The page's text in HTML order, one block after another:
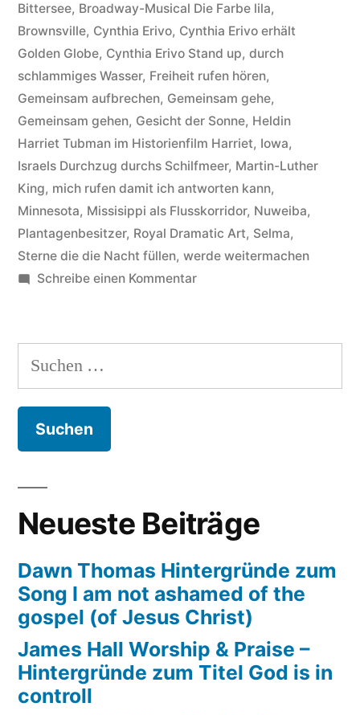
up“
Bittersee, Broadway-Musical Die Farbe lila,
Brownsville, Cynthia Erivo, Cynthia Erivo erhält
Golden Globe, Cynthia Erivo Stand up, durch
schlammiges Wasser, Freiheit rufen hören,
Gemeinsam aufbrechen, Gemeinsam gehe,
Gemeinsam gehen, Gesicht der Sonne, Heldin
Harriet Tubman im Historienfilm Harriet, Iowa,
Israels Durchzug durchs Schilfmeer, Martin-Luther
King, mich rufen damit ich antworten kann,
Minnesota, Missisippi als Flusskorridor, Nuweiba,
Plantagenbesitzer, Royal Dramatic Art, Selma,
Sterne die die Nacht füllen, werde weitermachen
Schreibe einen Kommentarzu
Hintergründe
Titel
Suchen
nach:
Neueste Beiträge
Dawn Thomas Hintergründe zum
Song I am not ashamed of the
gospel (of Jesus Christ)
James Hall Worship & Praise –
Hintergründe zum Titel God is in
controll